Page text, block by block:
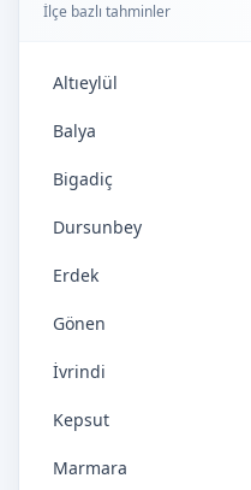
İlçe bazlı tahminler
Altıeylül
Balya
Bigadiç
Dursunbey
Erdek
Gönen
İvrindi
Kepsut
Marmara